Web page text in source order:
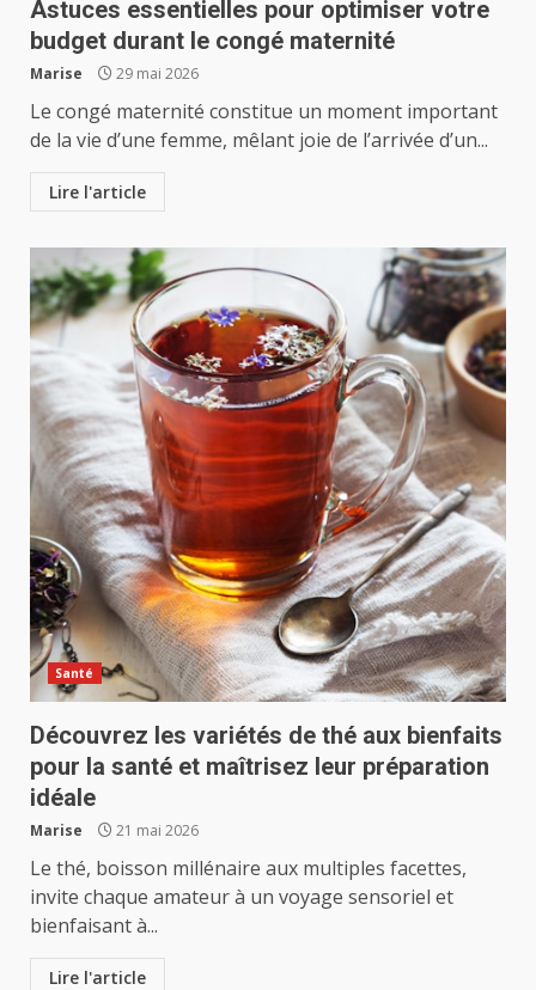
Astuces essentielles pour optimiser votre
budget durant le congé maternité
Marise 29 mai 2026
Le congé maternité constitue un moment important
de la vie d’une femme, mêlant joie de l’arrivée d’un...
Lire l'article
Santé
Découvrez les variétés de thé aux bienfaits
pour la santé et maîtrisez leur préparation
idéale
Marise 21 mai 2026
Le thé, boisson millénaire aux multiples facettes,
invite chaque amateur à un voyage sensoriel et
bienfaisant à...
Lire l'article